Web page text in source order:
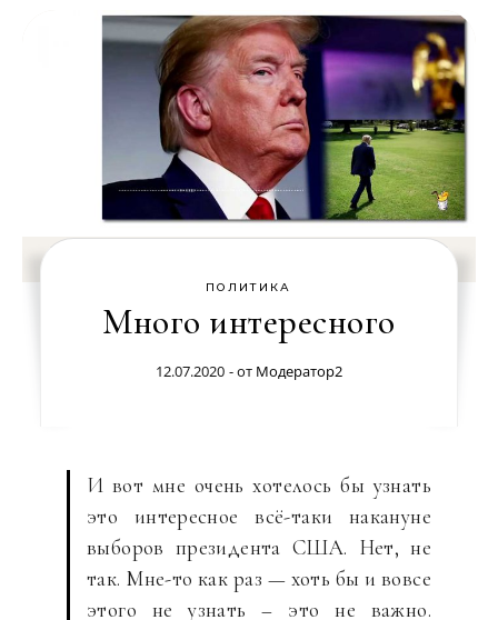
ПОЛИТИКА
Много интересного
12.07.2020 - от Модератор2
И вот мне очень хотелось бы узнать
это интересное всё-таки накануне
выборов президента США. Нет, не
так. Мне-то как раз — хоть бы и вовсе
этого не узнать – это не важно.